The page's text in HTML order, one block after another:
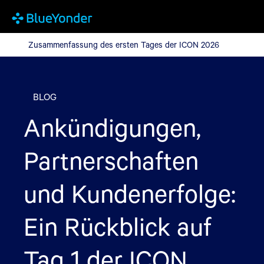
Zusammenfassung des ersten Tages der ICON 2026
Zusammenfassung des ersten Tages der ICON 2026
BLOG
Ankündigungen,
Partnerschaften
und Kundenerfolge:
Ein Rückblick auf